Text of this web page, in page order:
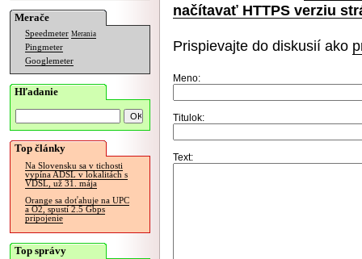
Merače
Speedmeter Merania
Pingmeter
Googlemeter
Hľadanie
Top články
Na Slovensku sa v tichosti
vypína ADSL v lokalitách s
VDSL, už 31. mája
Orange sa doťahuje na UPC
a O2, spustí 2.5 Gbps
pripojenie
Top správy
načítavať HTTPS verziu
Prispievajte do diskusií ako
Meno:
Titulok:
Text: